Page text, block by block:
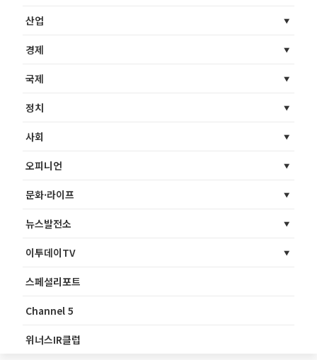
산업
경제
국제
정치
사회
오피니언
문화·라이프
뉴스발전소
이투데이TV
스페셜리포트
Channel 5
위너스IR클럽